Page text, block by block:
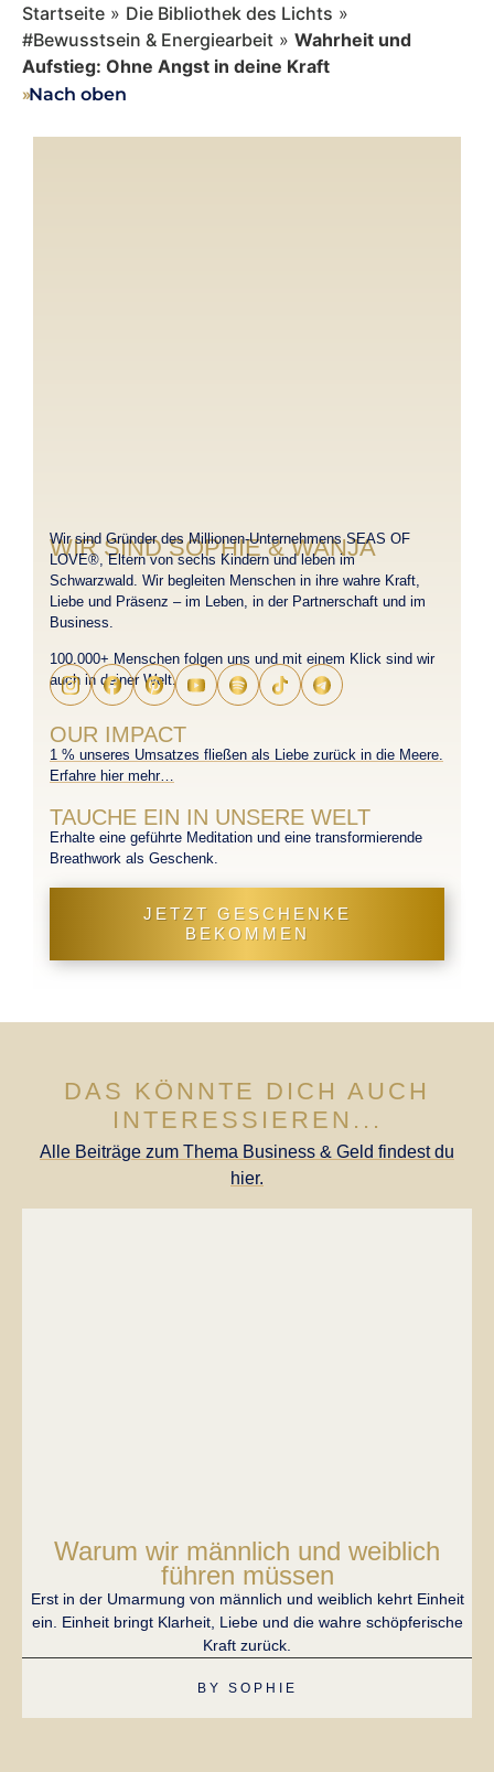
Startseite » Die Bibliothek des Lichts »
#Bewusstsein & Energiearbeit » Wahrheit und
Aufstieg: Ohne Angst in deine Kraft
››Nach oben
WIR SIND SOPHIE & WANJA
Wir sind Gründer des Millionen-Unternehmens SEAS OF
LOVE®, Eltern von sechs Kindern und leben im
Schwarzwald. Wir begleiten Menschen in ihre wahre Kraft,
Liebe und Präsenz – im Leben, in der Partnerschaft und im
Business.
100.000+ Menschen folgen uns und mit einem Klick sind wir
auch in deiner Welt.
OUR IMPACT
1 % unseres Umsatzes fließen als Liebe zurück in die Meere.
Erfahre hier mehr…
TAUCHE EIN IN UNSERE WELT
Erhalte eine geführte Meditation und eine transformierende
Breathwork als Geschenk.
JETZT GESCHENKE
BEKOMMEN
DAS KÖNNTE DICH AUCH
INTERESSIEREN...
Alle Beiträge zum Thema Business & Geld findest du
hier.
Warum wir männlich und weiblich
führen müssen
Erst in der Umarmung von männlich und weiblich kehrt Einheit
ein. Einheit bringt Klarheit, Liebe und die wahre schöpferische
Kraft zurück.
BY SOPHIE